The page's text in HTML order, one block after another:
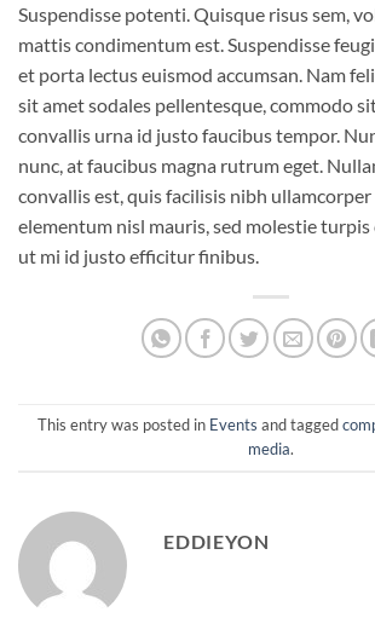
Suspendisse potenti. Quisque risus sem,
mattis condimentum est. Suspendisse
et porta lectus euismod accumsan. Nam
sit amet sodales pellentesque, commodo
convallis urna id justo faucibus tempor.
nunc, at faucibus magna rutrum eget.
convallis est, quis facilisis nibh ullamcorper
elementum nisl mauris, sed molestie turpis
ut mi id justo efficitur finibus.
This entry was posted in Events and tagged
media.
EDDIEYON